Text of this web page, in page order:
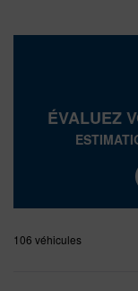
ÉVALUEZ
106 véhicules